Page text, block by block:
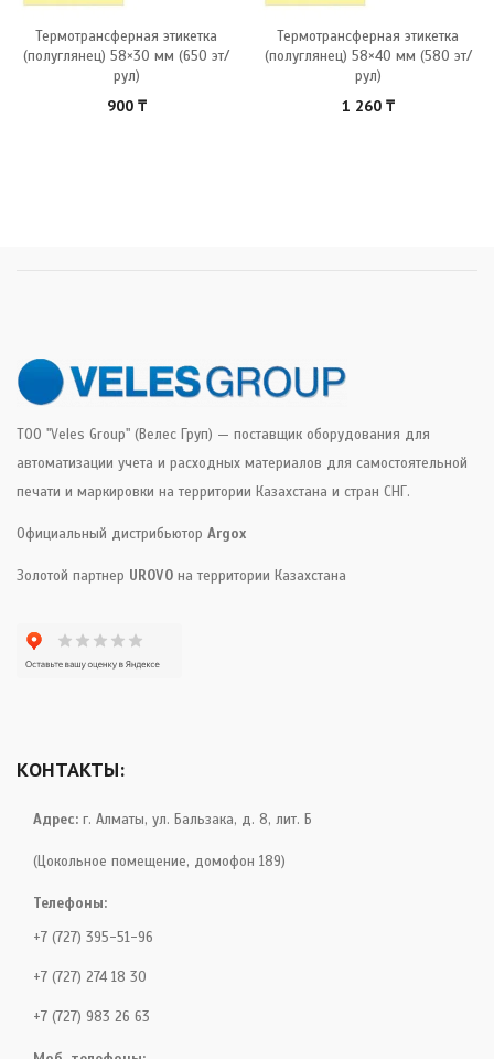
Термотрансферная этикетка
(полуглянец) 58×30 мм (650 эт/
рул)
900 ₸
Термотрансферная этикетка
(полуглянец) 58×40 мм (580 эт/
рул)
1 260 ₸
ТОО "Veles Group" (Велес Груп) — поставщик оборудования для
автоматизации учета и расходных материалов для самостоятельной
печати и маркировки на территории Казахстана и стран СНГ.
Официальный дистрибьютор Argox
Золотой партнер UROVO на территории Казахстана
КОНТАКТЫ:
Адрес: г. Алматы, ул. Бальзака, д. 8, лит. Б
(Цокольное помещение, домофон 189)
Телефоны:
+7 (727) 395-51-96
+7 (727) 274 18 30
+7 (727) 983 26 63